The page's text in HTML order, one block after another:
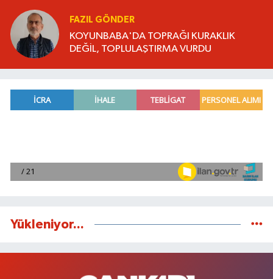
FAZIL GÖNDER
KOYUNBABA'DA TOPRAĞI KURAKLIK
DEĞİL, TOPLULAŞTIRMA VURDU
Yükleniyor...